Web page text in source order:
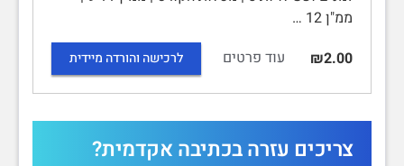
ממ"ן 12 …
₪2.00
עוד פרטים לרכישה והורדה מיידית
צריכים עזרה בכתיבה אקדמית?